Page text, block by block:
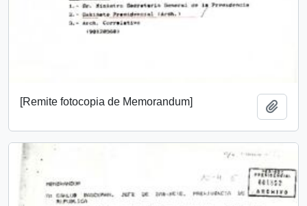
[Remite fotocopia de Memorandum]